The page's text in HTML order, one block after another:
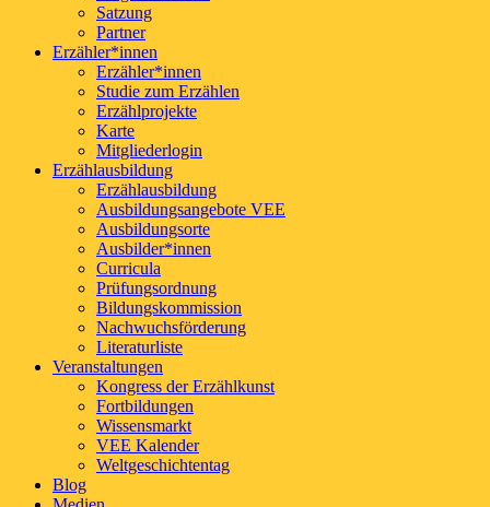
Satzung
Partner
Erzähler*innen
Erzähler*innen
Studie zum Erzählen
Erzählprojekte
Karte
Mitgliederlogin
Erzählausbildung
Erzählausbildung
Ausbildungsangebote VEE
Ausbildungsorte
Ausbilder*innen
Curricula
Prüfungsordnung
Bildungskommission
Nachwuchsförderung
Literaturliste
Veranstaltungen
Kongress der Erzählkunst
Fortbildungen
Wissensmarkt
VEE Kalender
Weltgeschichtentag
Blog